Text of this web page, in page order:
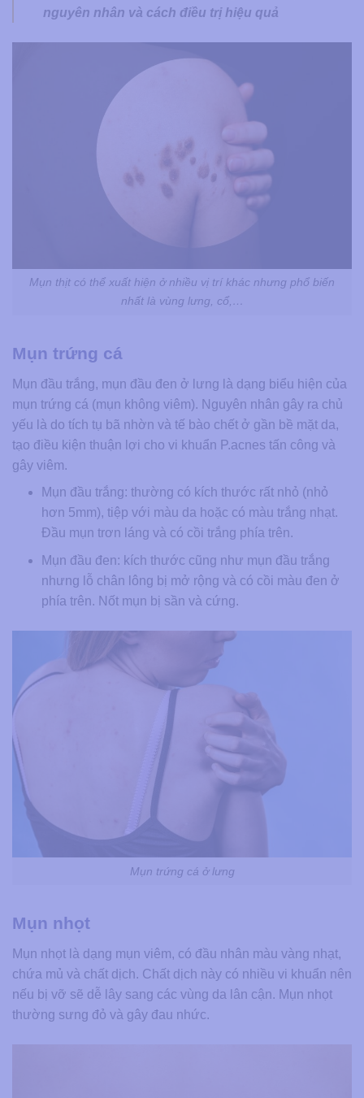
nguyên nhân và cách điều trị hiệu quả
Mụn thịt có thể xuất hiện ở nhiều vị trí khác nhưng phổ biến
nhất là vùng lưng, cổ,…
Mụn trứng cá
Mụn đầu trắng, mụn đầu đen ở lưng là dạng biểu hiện của
mụn trứng cá (mụn không viêm). Nguyên nhân gây ra chủ
yếu là do tích tụ bã nhờn và tế bào chết ở gần bề mặt da,
tạo điều kiện thuận lợi cho vi khuẩn P.acnes tấn công và
gây viêm.
Mụn đầu trắng: thường có kích thước rất nhỏ (nhỏ
hơn 5mm), tiệp với màu da hoặc có màu trắng nhạt.
Đầu mụn trơn láng và có cồi trắng phía trên.
Mụn đầu đen: kích thước cũng như mụn đầu trắng
nhưng lỗ chân lông bị mở rộng và có cồi màu đen ở
phía trên. Nốt mụn bị sần và cứng.
Mụn trứng cá ở lưng
Mụn nhọt
Mụn nhọt là dạng mụn viêm, có đầu nhân màu vàng nhạt,
chứa mủ và chất dịch. Chất dịch này có nhiều vi khuẩn nên
nếu bị vỡ sẽ dễ lây sang các vùng da lân cận. Mụn nhọt
thường sưng đỏ và gây đau nhức.